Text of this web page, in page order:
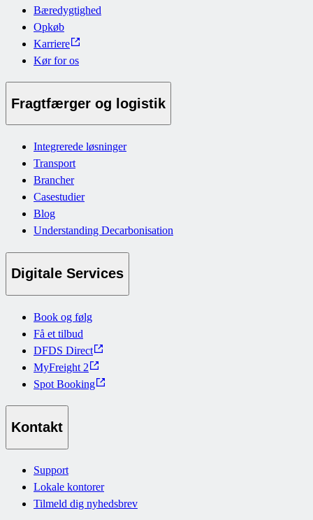
Bæredygtighed
Opkøb
Karriere
Kør for os
Fragtfærger og logistik
Integrerede løsninger
Transport
Brancher
Casestudier
Blog
Understanding Decarbonisation
Digitale Services
Book og følg
Få et tilbud
DFDS Direct
MyFreight 2
Spot Booking
Kontakt
Support
Lokale kontorer
Tilmeld dig nyhedsbrev